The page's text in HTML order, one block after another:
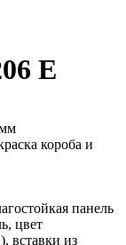
E
короба и
панель
цвет
вставки из